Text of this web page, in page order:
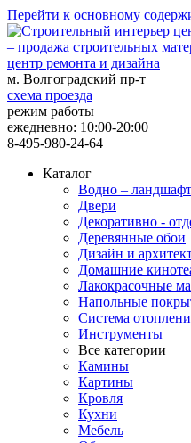
Перейти к основному
центр ремонта и дизайна
м. Волгоградский пр-т
схема проезда
режим работы
ежедневно: 10:00-20:00
8-495-980-24-64
Каталог
Водно –
Двери
Декоративно -
Деревянные обои
Дизайн и
Домашние
Лакокрасочные
Напольные
Система
Инструменты
Все категории
Камины
Картины
Кровля
Кухни
Мебель